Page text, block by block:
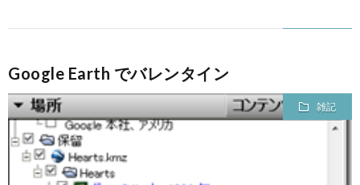
Google Earth でバレンタイン
雑記